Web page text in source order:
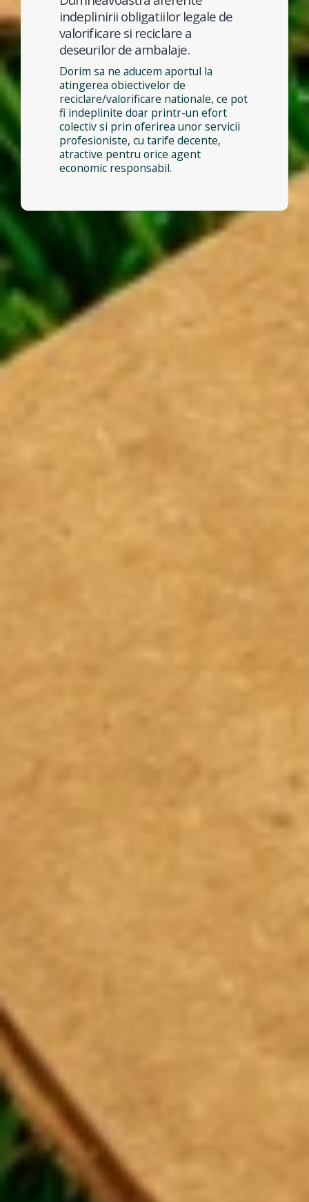
indeplinirii obligatiilor legale de
valorificare si reciclare a
deseurilor de ambalaje.
Dorim sa ne aducem aportul la
atingerea obiectivelor de
reciclare/valorificare nationale, ce pot
fi indeplinite doar printr-un efort
colectiv si prin oferirea unor servicii
profesioniste, cu tarife decente,
atractive pentru orice agent
economic responsabil.